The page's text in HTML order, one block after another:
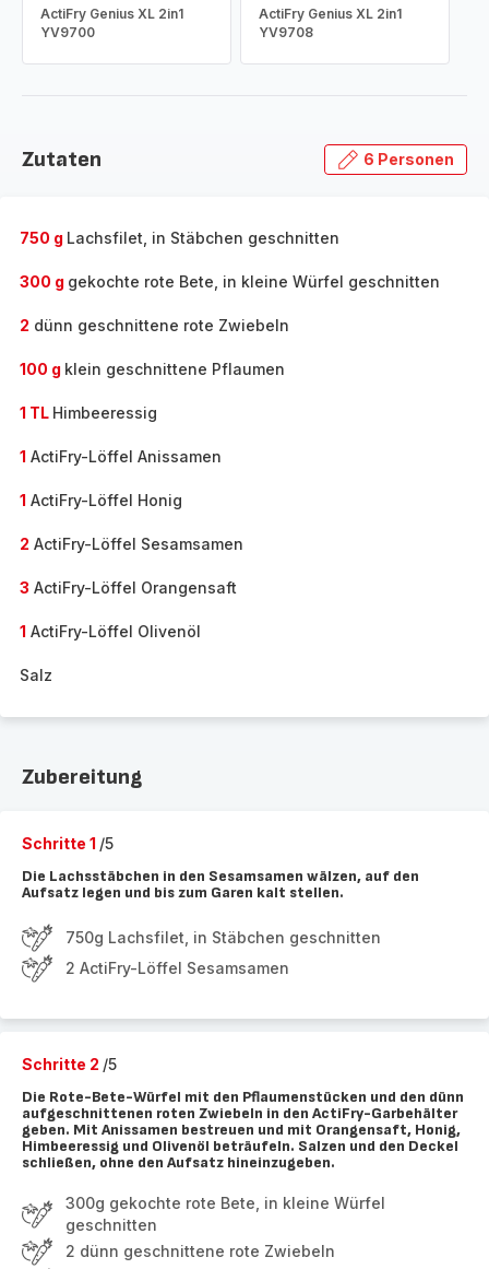
ActiFry Genius XL 2in1
YV9700
ActiFry Genius XL 2in1
YV9708
Zutaten 6 Personen
750 g Lachsfilet, in Stäbchen geschnitten
300 g gekochte rote Bete, in kleine Würfel geschnitten
2 dünn geschnittene rote Zwiebeln
100 g klein geschnittene Pflaumen
1 TL Himbeeressig
1 ActiFry-Löffel Anissamen
1 ActiFry-Löffel Honig
2 ActiFry-Löffel Sesamsamen
3 ActiFry-Löffel Orangensaft
1 ActiFry-Löffel Olivenöl
Salz
Zubereitung
Schritte 1 /5
Die Lachsstäbchen in den Sesamsamen wälzen, auf den
Aufsatz legen und bis zum Garen kalt stellen.
750g Lachsfilet, in Stäbchen geschnitten
2 ActiFry-Löffel Sesamsamen
Schritte 2 /5
Die Rote-Bete-Würfel mit den Pflaumenstücken und den dünn
aufgeschnittenen roten Zwiebeln in den ActiFry-Garbehälter
geben. Mit Anissamen bestreuen und mit Orangensaft, Honig,
Himbeeressig und Olivenöl beträufeln. Salzen und den Deckel
schließen, ohne den Aufsatz hineinzugeben.
300g gekochte rote Bete, in kleine Würfel
geschnitten
2 dünn geschnittene rote Zwiebeln